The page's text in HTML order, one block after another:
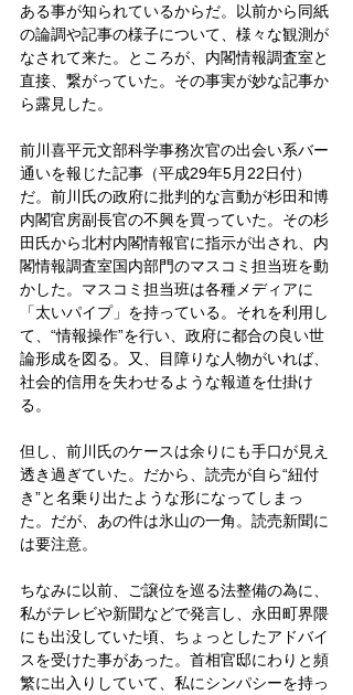
ある事が知られているからだ。以前から同紙
の論調や記事の様子について、様々な観測が
なされて来た。ところが、内閣情報調査室と
直接、繋がっていた。その事実が妙な記事か
ら露見した。
前川喜平元文部科学事務次官の出会い系バー
通いを報じた記事（平成29年5月22日付）
だ。前川氏の政府に批判的な言動が杉田和博
内閣官房副長官の不興を買っていた。その杉
田氏から北村内閣情報官に指示が出され、内
閣情報調査室国内部門のマスコミ担当班を動
かした。マスコミ担当班は各種メディアに
「太いパイプ」を持っている。それを利用し
て、“情報操作”を行い、政府に都合の良い世
論形成を図る。又、目障りな人物がいれば、
社会的信用を失わせるような報道を仕掛け
る。
但し、前川氏のケースは余りにも手口が見え
透き過ぎていた。だから、読売が自ら“紐付
き”と名乗り出たような形になってしまっ
た。だが、あの件は氷山の一角。読売新聞に
は要注意。
ちなみに以前、ご譲位を巡る法整備の為に、
私がテレビや新聞などで発言し、永田町界隈
にも出没していた頃、ちょっとしたアドバイ
スを受けた事があった。首相官邸にわりと頻
繁に出入りしていて、私にシンパシーを持っ